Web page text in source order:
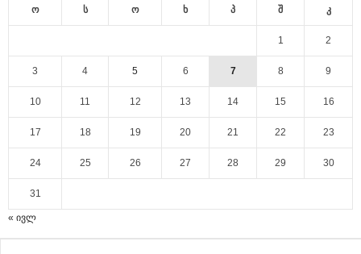
ო ს ო ხ პ შ კ
1 2
3 4 5 6 7 8 9
10 11 12 13 14 15 16
17 18 19 20 21 22 23
24 25 26 27 28 29 30
31
« ივლ